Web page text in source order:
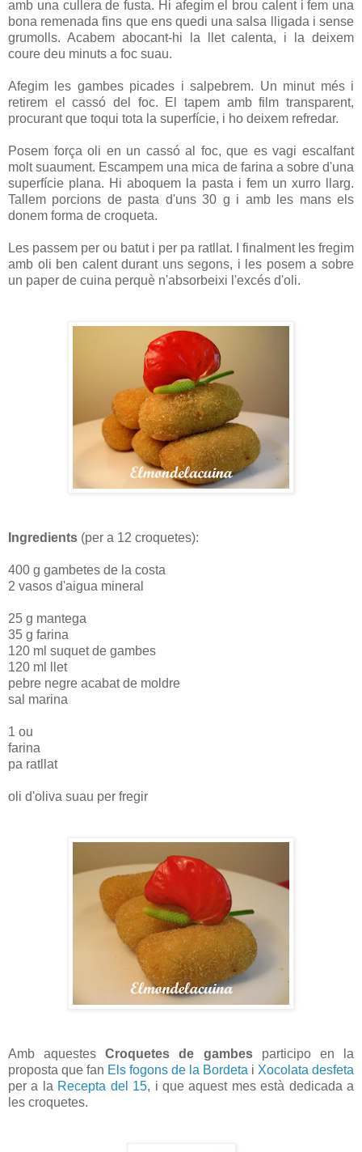
amb una cullera de fusta. Hi afegim el brou calent i fem una
bona remenada fins que ens quedi una salsa lligada i sense
grumolls. Acabem abocant-hi la llet calenta, i la deixem
coure deu minuts a foc suau.
Afegim les gambes picades i salpebrem. Un minut més i
retirem el cassó del foc. El tapem amb film transparent,
procurant que toqui tota la superfície, i ho deixem refredar.
Posem força oli en un cassó al foc, que es vagi escalfant
molt suaument. Escampem una mica de farina a sobre d'una
superfície plana. Hi aboquem la pasta i fem un xurro llarg.
Tallem porcions de pasta d'uns 30 g i amb les mans els
donem forma de croqueta.
Les passem per ou batut i per pa ratllat. I finalment les fregim
amb oli ben calent durant uns segons, i les posem a sobre
un paper de cuina perquè n'absorbeixi l'excés d'oli.
Ingredients (per a 12 croquetes):
400 g gambetes de la costa
2 vasos d'aigua mineral
25 g mantega
35 g farina
120 ml suquet de gambes
120 ml llet
pebre negre acabat de moldre
sal marina
1 ou
farina
pa ratllat
oli d'oliva suau per fregir
Amb aquestesCroquetes de gambesparticipo en la
proposta que fan Els fogons de la Bordeta i Xocolata desfeta
per a la Recepta del 15, i que aquest mes està dedicada a
les croquetes.